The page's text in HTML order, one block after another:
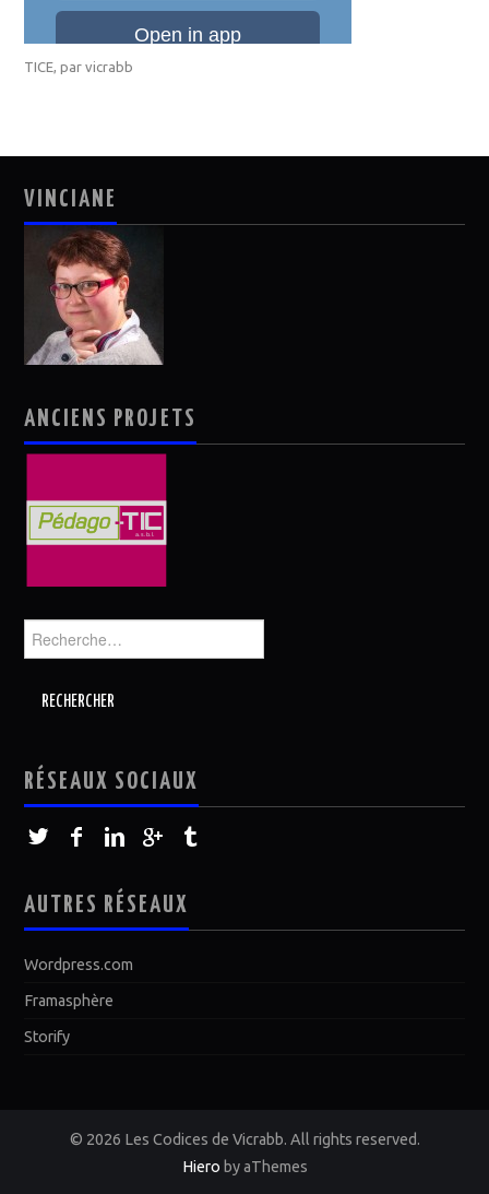
TICE, parvicrabb
VINCIANE
ANCIENS PROJETS
Rechercher :
RÉSEAUX SOCIAUX
AUTRES RÉSEAUX
Wordpress.com
Framasphère
Storify
© 2026 Les Codices de Vicrabb. All rights reserved.
Hiero by aThemes